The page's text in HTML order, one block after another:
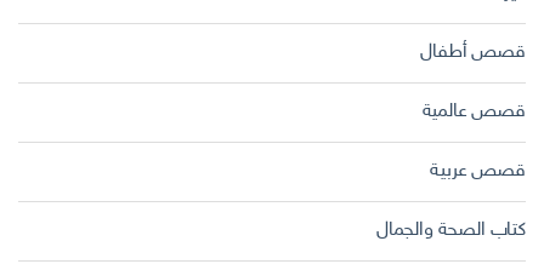
قصص أطفال
قصص عالمية
قصص عربية
كتاب الصحة والجمال